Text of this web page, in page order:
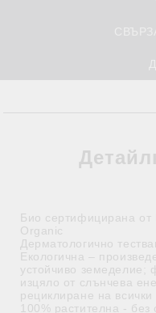
Био сертифицирана от
Organic
Дерматологично
Екологична –
устойчиво земеделие;
изцяло от слънчева
рециклиране на всички
100% растителна -